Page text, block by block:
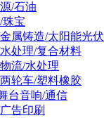
/石油
珠宝
属铸造/太阳能光伏
处理/复合材料
流/水处理
轮车/塑料橡胶
台音响/通信
告印刷